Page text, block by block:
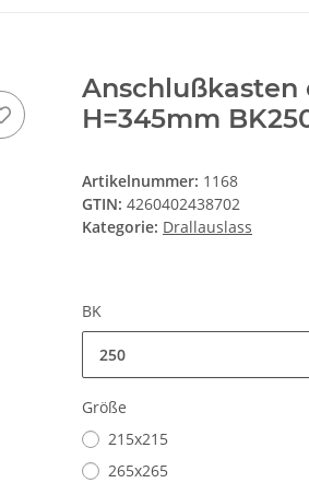
Anschlußkasten
H=345mm
Artikelnummer: 1168
GTIN: 4260402438702
Kategorie: Drallauslass
BK
250
Größe
215x215
265x265